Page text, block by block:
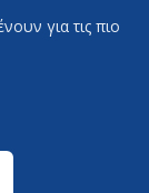
για τις πιο